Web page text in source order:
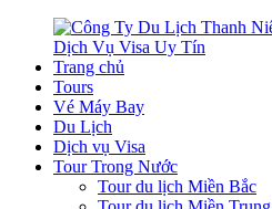
Trang chủ
Tours
Vé Máy Bay
Du Lịch
Dịch vụ Visa
Tour Trong Nước
Tour du lịch Miền Bắc